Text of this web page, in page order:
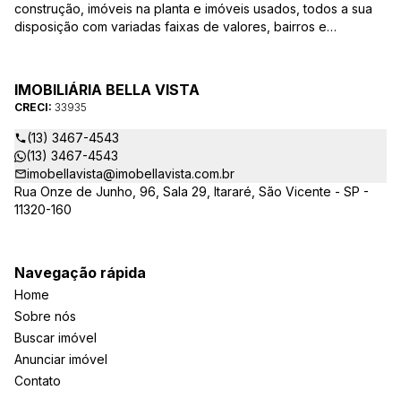
construção, imóveis na planta e imóveis usados, todos a sua
disposição com variadas faixas de valores, bairros e
ao CRECI-EE – estarão sempre prontos para responder-lhe
todas as suas dúvidas sobre casas, apartamentos, terrenos,
salas comerciais e outros produtos imobiliários.
IMOBILIÁRIA BELLA VISTA
CRECI: 33935
(13) 3467-4543
(13) 3467-4543
imobellavista@imobellavista.com.br
Rua Onze de Junho, 96, Sala 29, Itararé, São Vicente - SP -
11320-160
Navegação rápida
Home
Sobre nós
Buscar imóvel
Anunciar imóvel
Contato